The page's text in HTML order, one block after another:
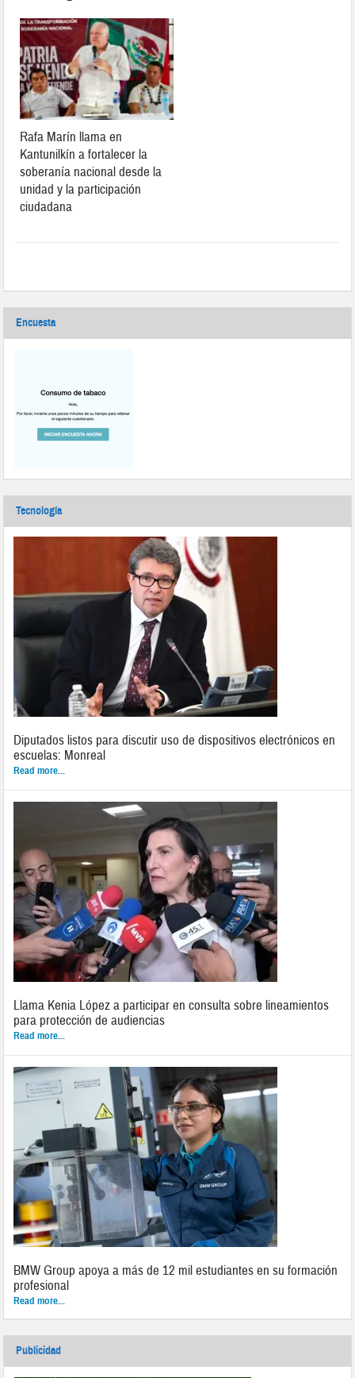
Rafa Marín llama en
Kantunilkín a fortalecer la
soberanía nacional desde la
unidad y la participación
ciudadana
Encuesta
Tecnología
Diputados listos para discutir uso de dispositivos electrónicos en
escuelas: Monreal
Read more...
Llama Kenia López a participar en consulta sobre lineamientos
para protección de audiencias
Read more...
BMW Group apoya a más de 12 mil estudiantes en su formación
profesional
Read more...
Publicidad